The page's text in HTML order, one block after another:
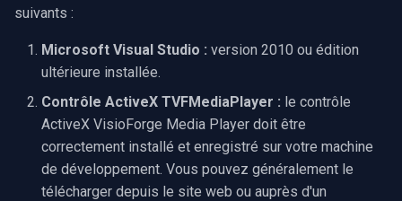
LG
Linksys
LTS
Q-See
suivants :
Microsoft Visual Studio : version 2010 ou édition
ultérieure installée.
Contrôle ActiveX TVFMediaPlayer : le contrôle
ActiveX VisioForge Media Player doit être
correctement installé et enregistré sur votre machine
de développement. Vous pouvez généralement le
télécharger depuis le site web ou auprès d'un